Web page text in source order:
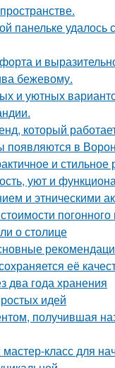
панельке
и
бежевому.
и уютных
который
появляются в
и
уют и
и этническими
погонного
о столице
её
два года хранения
идей
получившая
класс для